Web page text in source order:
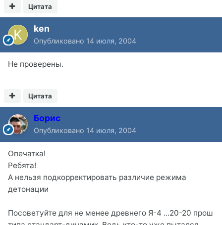
Цитата
ken
Опубликовано 14 июля, 2004
Не проверены.
Цитата
Борис
Опубликовано 14 июля, 2004
Опечатка!
Ребята!
А нельзя подкорректировать различие режима
детонации
Посоветуйте для не менее древнего Я-4 ...20-20 прош